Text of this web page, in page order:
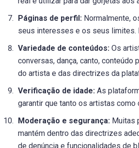
Páginas de perfil: Normalmente,
seus interesses e os seus limites.
Variedade de conteúdos: Os
conversas, dança, canto,
do artista e das directrizes da
Verificação de idade: As
garantir que tanto os artistas
Moderação e segurança: Muitas
mantém dentro das directrizes
de denúncia e funcionalidades de